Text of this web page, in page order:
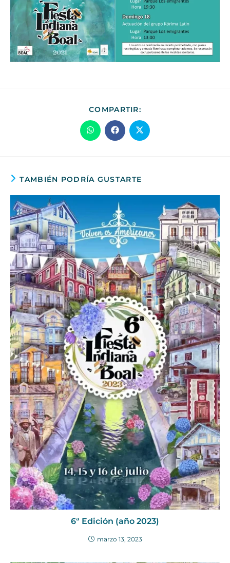
COMPARTIR:
TAMBIÉN PODRÍA GUSTARTE
6ª Edición (año 2023)
marzo 13, 2023